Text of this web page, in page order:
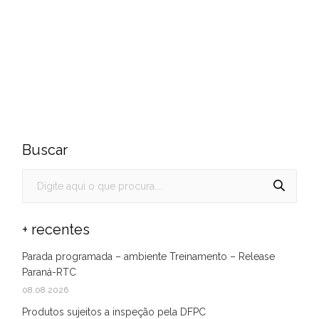
Buscar
+ recentes
Parada programada – ambiente Treinamento – Release
Paraná-RTC
08.08.2026
Produtos sujeitos a inspeção pela DFPC